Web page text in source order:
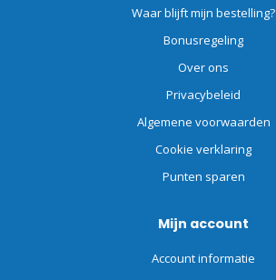
Waar blijft mijn bestelling?
Bonusregeling
Over ons
Privacybeleid
Algemene voorwaarden
Cookie verklaring
Punten sparen
Mijn account
Account informatie